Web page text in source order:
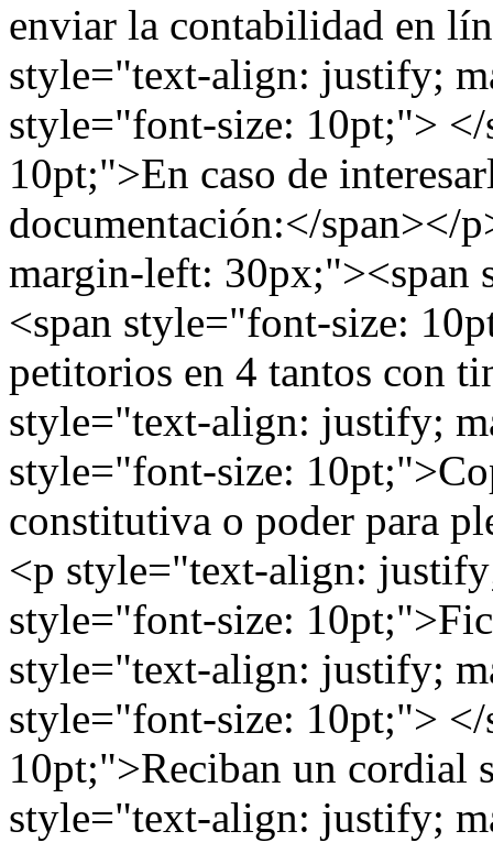
enviar la contabilidad en
style="text-align: justify;
style="font-size: 10pt;">
10pt;">En caso de
documentación:</
margin-left: 30px;"><span
<span style="font-size:
petitorios en 4 tantos con
style="text-align: justify;
style="font-size:
constitutiva o poder para
<p style="text-align:
style="font-size:
style="text-align: justify;
style="font-size: 10pt;">
10pt;">Reciban un cordial
style="text-align: justify;